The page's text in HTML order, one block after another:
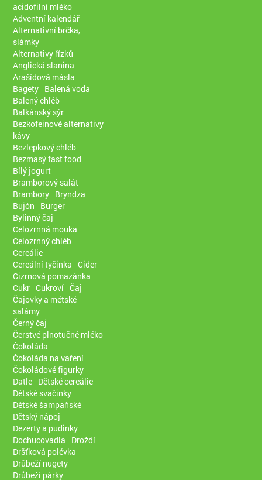
acidofilní mléko
Adventní kalendář
Alternativní brčka,
slámky
Alternativy řízků
Anglická slanina
Arašídová másla
Bagety Balená voda
Balený chléb
Balkánský sýr
Bezkofeinové alternativy
kávy
Bezlepkový chléb
Bezmasý fast food
Bílý jogurt
Bramborový salát
Brambory Bryndza
Bujón
Burger
Bylinný čaj
Celozrnná mouka
Celozrnný chléb
Cereálie
Cereální tyčinka Cider
Cizrnová pomazánka
Cukr Cukroví Čaj
Čajovky a métské
salámy
Černý čaj
Čerstvé plnotučné mléko
Čokoláda
Čokoláda na vaření
Čokoládové figurky
Datle Dětské cereálie
Dětské svačinky
Dětské šampaňské
Dětský nápoj
Dezerty a pudinky
Dochucovadla
Droždí
Dršťková polévka
Drůbeží nugety
Drůbeží párky